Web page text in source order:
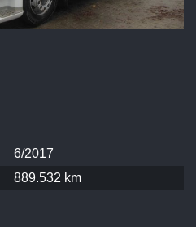
6/2017
889.532 km